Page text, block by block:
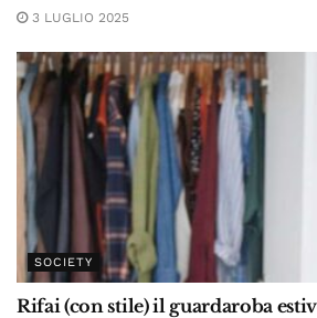
3 LUGLIO 2025
SOCIETY
Rifai (con stile) il guardaroba